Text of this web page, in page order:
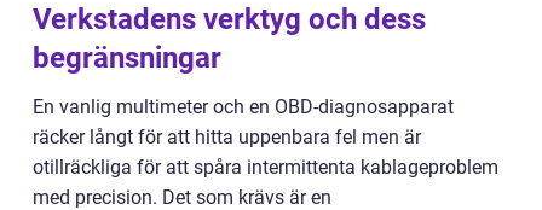
Verkstadens verktyg och dess
begränsningar
En vanlig multimeter och en OBD-diagnosapparat
räcker långt för att hitta uppenbara fel men är
otillräckliga för att spåra intermittenta kablageproblem
med precision. Det som krävs är en